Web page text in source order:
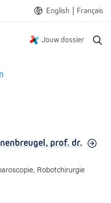
English | Français
Jouw dossier
e
prof. dr.
Robotchirurgie